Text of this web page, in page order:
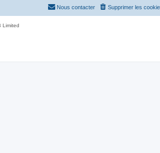
Supprimer les
Nous contacter
Limited